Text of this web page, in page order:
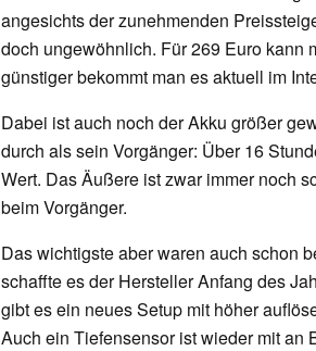
angesichts der zunehmenden
doch ungewöhnlich. Für 269 Euro kann
günstiger bekommt man es aktuell im
Dabei ist auch noch der Akku größer
durch als sein Vorgänger: Über 16
Wert. Das Äußere ist zwar immer noch
beim Vorgänger.
Das wichtigste aber waren auch schon
schaffte es der Hersteller Anfang des
gibt es ein neues Setup mit höher
Auch ein Tiefensensor ist wieder mit an